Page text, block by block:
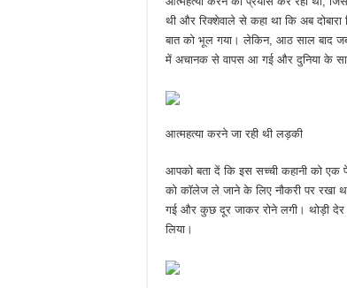
थी और रिक्शेवाले से कहा था कि अब
बात को भूल गया। लेकिन, आठ साल बाद
में अचानक से वापस आ गई और दुनिया के
आत्महत्या करने जा रही थी लड़की
आपको बता दें कि इस सच्ची कहानी को
को कॉलेज ले जाने के लिए नौकरी पर रखा
गई और कुछ दूर जाकर रोने लगी। थोड़ी
लिया।